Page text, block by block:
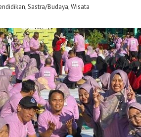
,Sastra/Budaya,Wisata